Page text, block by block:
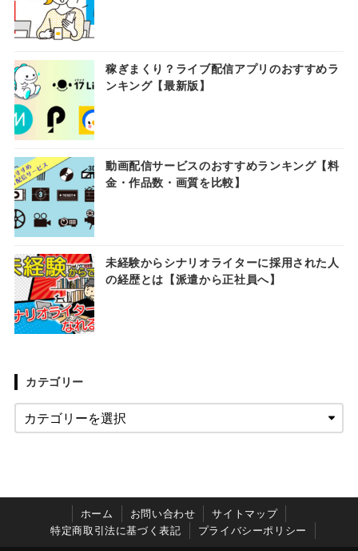
稼ぎまくり？ライブ配信アプリのおすすめラ
ンキング【最新版】
動画配信サービスのおすすめランキング【料
金・作品数・画質を比較】
未経験からシナリオライターに採用された人
の経歴とは【派遣から正社員へ】
カテゴリー
ホーム お問い合わせ
サイトマップ
特定商取引法に基づく表記
プライバシーポリシー